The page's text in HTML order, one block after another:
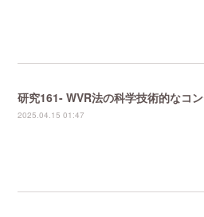
研究161- WVR法の科学技術的なコ
2025.04.15 01:47